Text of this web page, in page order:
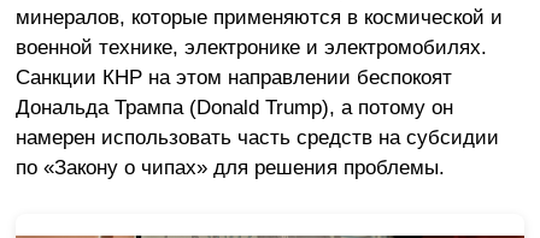
минералов, которые применяются в космической и
военной технике, электронике и электромобилях.
Санкции КНР на этом направлении беспокоят
Дональда Трампа (Donald Trump), а потому он
намерен использовать часть средств на субсидии
по «Закону о чипах» для решения проблемы.